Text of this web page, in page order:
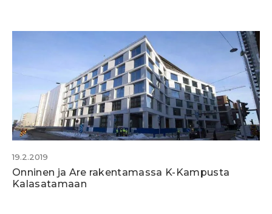
19.2.2019
Onninen ja Are rakentamassa K-Kampusta
Kalasatamaan